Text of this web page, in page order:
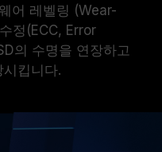
어 레벨링 (Wear-
정(ECC, Error
의 수명을 연장하고
킵니다.